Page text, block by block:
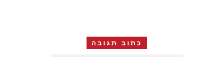
כתוב תגובה